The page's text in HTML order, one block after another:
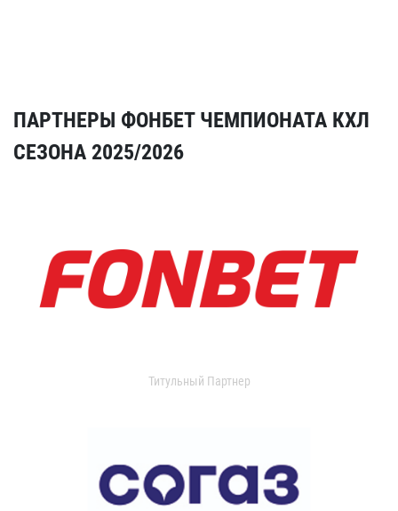
ПАРТНЕРЫ ФОНБЕТ ЧЕМПИОНАТА КХЛ
СЕЗОНА 2025/2026
Титульный Партнер